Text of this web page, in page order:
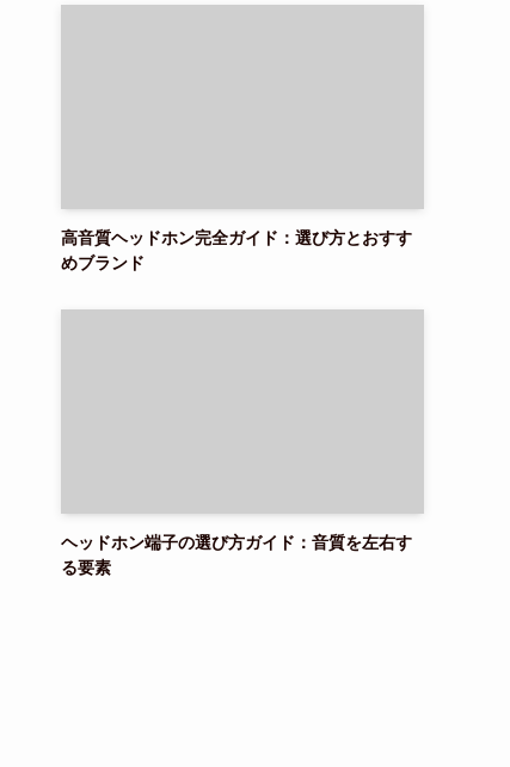
高音質ヘッドホン完全ガイド：選び方とおすす
めブランド
ヘッドホン端子の選び方ガイド：音質を左右す
る要素